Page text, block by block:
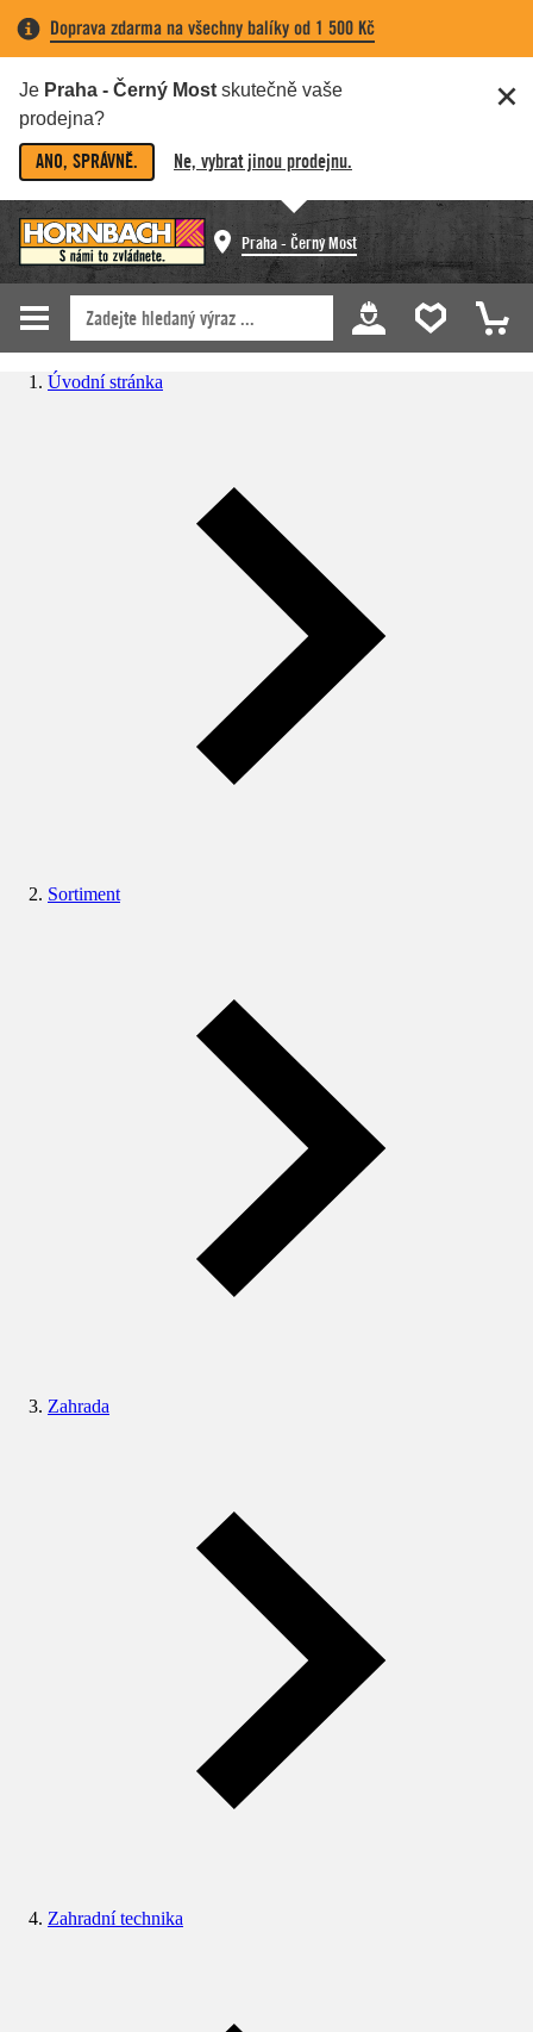
Doprava zdarma na všechny balíky od 1 500 Kč
Je Praha - Černý Most skutečně vaše
prodejna?
ANO, SPRÁVNĚ. Ne, vybrat jinou prodejnu.
Praha - Černý Most
Úvodní stránka
Sortiment
Zahrada
Zahradní technika